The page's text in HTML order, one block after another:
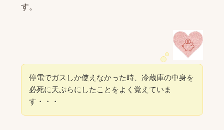
す。
停電でガスしか使えなかった時、冷蔵庫の中身を
必死に天ぷらにしたことをよく覚えていま
す・・・